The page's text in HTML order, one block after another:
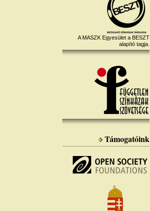
A MASZK Egyesület a BESZT
alapító tagja.
Támogatóink